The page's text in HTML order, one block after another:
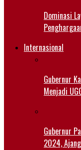
Dominasi
Internasional
Gubernur
Menjadi
Gubernur
2024,